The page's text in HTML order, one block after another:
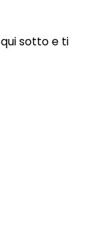
sotto e ti